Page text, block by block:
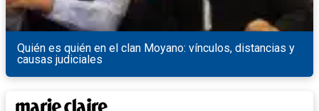
Quién es quién en el clan Moyano: vínculos, distancias y
causas judiciales